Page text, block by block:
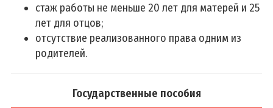
стаж работы не меньше 20 лет для матерей и 25
лет для отцов;
отсутствие реализованного права одним из
родителей.
Государственные пособия